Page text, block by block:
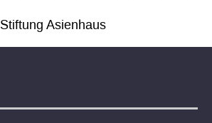
Stiftung Asienhaus